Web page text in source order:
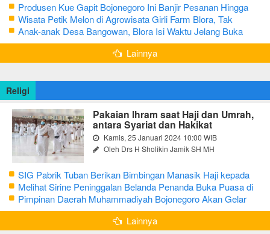
Produsen Kue Gapit Bojonegoro Ini Banjir Pesanan Hingga
Puluhan Juta di Bulan Ramadan
Wisata Petik Melon di Agrowisata Girli Farm Blora, Tak
Sampai 5 Hari Sudah Ludes Terjual
Anak-anak Desa Bangowan, Blora Isi Waktu Jelang Buka
Puasa dengan Latihan Gamelan
Lainnya
Religi
Pakaian Ihram saat Haji dan Umrah,
antara Syariat dan Hakikat
Kamis, 25 Januari 2024 10:00 WIB
Oleh Drs H Sholikin Jamik SH MH
SIG Pabrik Tuban Berikan Bimbingan Manasik Haji kepada
CJH Kabupaten Tuban
Melihat Sirine Peninggalan Belanda Penanda Buka Puasa di
Pendopo Bupati Blora
Pimpinan Daerah Muhammadiyah Bojonegoro Akan Gelar
Salat Iduladha 9 Juli 2022
Lainnya